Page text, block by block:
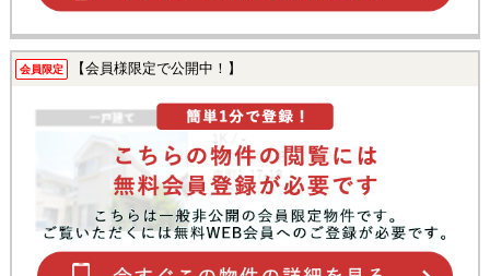
会員限定 【会員様限定で公開中！】